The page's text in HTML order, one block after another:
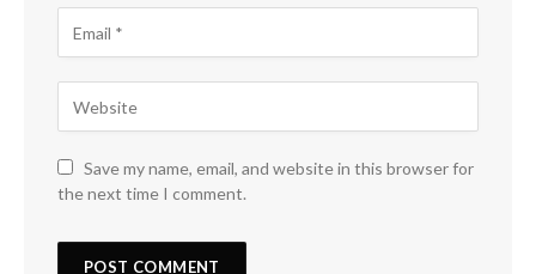
Save my name, email, and website in this browser for
the next time I comment.